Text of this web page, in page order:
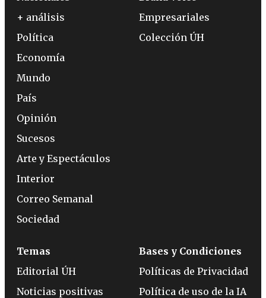
+ análisis
Política
Economía
Mundo
País
Opinión
Sucesos
Arte y Espectáculos
Interior
Correo Semanal
Sociedad
Empresariales
Colección ÚH
Temas
Editorial ÚH
Noticias positivas
Bases y Condiciones
Políticas de Privacidad
Política de uso de la IA